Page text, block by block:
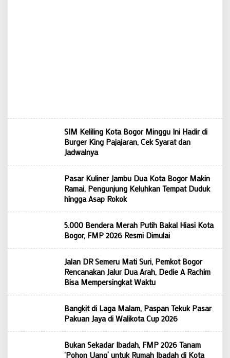
SIM Keliling Kota Bogor Minggu Ini Hadir di
Burger King Pajajaran, Cek Syarat dan
Jadwalnya
Pasar Kuliner Jambu Dua Kota Bogor Makin
Ramai, Pengunjung Keluhkan Tempat Duduk
hingga Asap Rokok
5.000 Bendera Merah Putih Bakal Hiasi Kota
Bogor, FMP 2026 Resmi Dimulai
Jalan DR Semeru Mati Suri, Pemkot Bogor
Rencanakan Jalur Dua Arah, Dedie A Rachim
Bisa Mempersingkat Waktu
Bangkit di Laga Malam, Paspan Tekuk Pasar
Pakuan Jaya di Walikota Cup 2026
Bukan Sekadar Ibadah, FMP 2026 Tanam
‘Pohon Uang’ untuk Rumah Ibadah di Kota